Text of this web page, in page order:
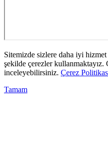
Sitemizde sizlere daha iyi
şekilde çerezler kullanmaktayız.
inceleyebilirsiniz. Çerez
Tamam